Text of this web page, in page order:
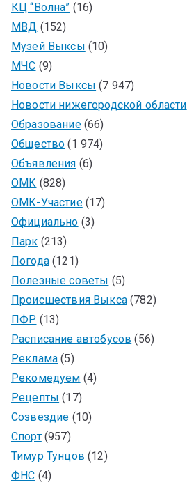
КЦ “Волна” (16)
МВД (152)
Музей Выксы (10)
МЧС (9)
Новости Выксы (7 947)
Новости нижегородской области
Образование(66)
Общество (1 974)
Объявления (6)
ОМК (828)
ОМК-Участие(17)
Официально (3)
Парк (213)
Погода(121)
Полезные советы (5)
Происшествия Выкса(782)
ПФР (13)
Расписание автобусов (56)
Реклама (5)
Рекомедуем (4)
Рецепты (17)
Созвездие (10)
Спорт(957)
Тимур Тунцов (12)
ФНС (4)